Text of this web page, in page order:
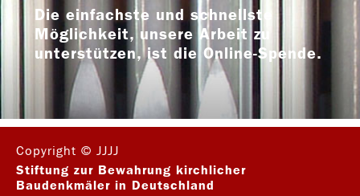
Die einfachste und schnellste
Möglichkeit, unsere Arbeit zu
unterstützen, ist die Online-Spende.
Copyright © JJJJ
Stiftung zur Bewahrung kirchlicher
Baudenkmäler in Deutschland